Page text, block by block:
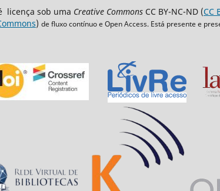
licença sob uma Creative Commons CC BY-NC-ND (CC
) de fluxo contínuo e Open Access. Está presente e